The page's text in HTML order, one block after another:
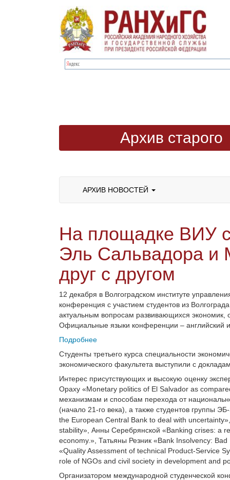
Архив старого
АРХИВ НОВОСТЕЙ
На площадке ВИУ
Эль Сальвадора и
друг с другом
12 декабря в Волгоградском институте
конференция с участием студентов из
актуальным вопросам развивающихся экономик,
Официальные языки конференции – английский
Подробнее
Студенты третьего курса специальности
экономического факультета выступили с
Интерес присутствующих и высокую оценку
Ораху «Monetary politics of El Salvador as
механизмам и способам перехода от
(начало 21-го века), а также студентов группы
the European Central Bank to deal with
stability», Анны Серебрянской «Banking crises: a
economy.», Татьяны Резник «Bank Insolvency:
«Quality Assessment of technical Product-Service
role of NGOs and civil society in development and
Организатором международной студенческой